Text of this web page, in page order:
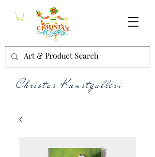
Christas Kunstgalleri